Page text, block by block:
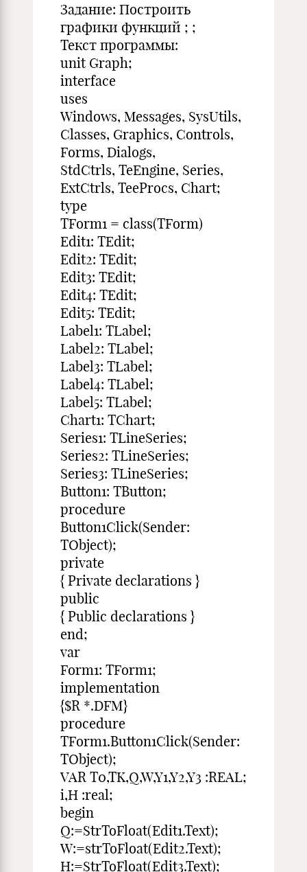
Задание: Построить
графики функций ; ;
Текст программы:
unit Graph;
interface
uses
Windows, Messages, SysUtils,
Classes, Graphics, Controls,
Forms, Dialogs,
StdCtrls, TeEngine, Series,
ExtCtrls, TeeProcs, Chart;
type
TForm1 = class(TForm)
Edit1: TEdit;
Edit2: TEdit;
Edit3: TEdit;
Edit4: TEdit;
Edit5: TEdit;
Label1: TLabel;
Label2: TLabel;
Label3: TLabel;
Label4: TLabel;
Label5: TLabel;
Chart1: TChart;
Series1: TLineSeries;
Series2: TLineSeries;
Series3: TLineSeries;
Button1: TButton;
procedure
Button1Click(Sender:
TObject);
private
{ Private declarations }
public
{ Public declarations }
end;
var
Form1: TForm1;
implementation
{$R *.DFM}
procedure
TForm1.Button1Click(Sender:
TObject);
VAR T0,TK,Q,W,Y1,Y2,Y3 :REAL;
i,H :real;
begin
Q:=StrToFloat(Edit1.Text);
W:=strToFloat(Edit2.Text);
H:=StrToFloat(Edit3.Text);